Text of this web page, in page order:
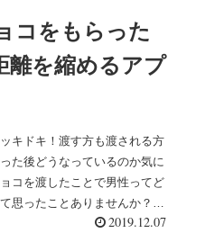
コをもらった
離を縮めるアプ
キドキ！渡す方も渡される方
た後どうなっているのか気に
コを渡したことで男性ってど
思ったことありませんか？
2019.12.07